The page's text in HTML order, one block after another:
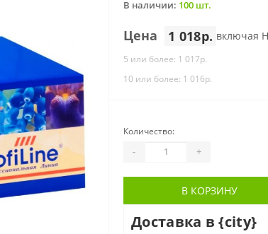
В наличии: 100 шт.
Цена 1 018р. включая
5 или более: 1 017р.
10 или более: 1 016р.
Количество:
- +
В КОРЗИНУ
Доставка в {city}